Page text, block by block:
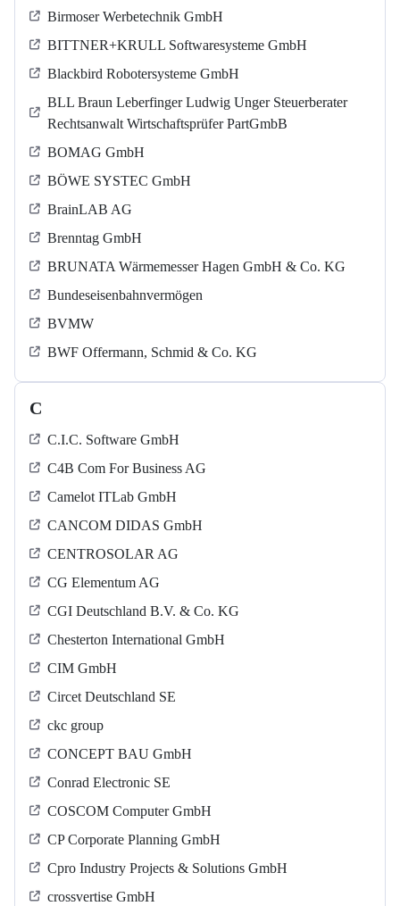
Birmoser Werbetechnik GmbH
BITTNER+KRULL Softwaresysteme GmbH
Blackbird Robotersysteme GmbH
BLL Braun Leberfinger Ludwig Unger Steuerberater
Rechtsanwalt Wirtschaftsprüfer PartGmbB
BOMAG GmbH
BÖWE SYSTEC GmbH
BrainLAB AG
Brenntag GmbH
BRUNATA Wärmemesser Hagen GmbH & Co. KG
Bundeseisenbahnvermögen
BVMW
BWF Offermann, Schmid & Co. KG
C
C.I.C. Software GmbH
C4B Com For Business AG
Camelot ITLab GmbH
CANCOM DIDAS GmbH
CENTROSOLAR AG
CG Elementum AG
CGI Deutschland B.V. & Co. KG
Chesterton International GmbH
CIM GmbH
Circet Deutschland SE
ckc group
CONCEPT BAU GmbH
Conrad Electronic SE
COSCOM Computer GmbH
CP Corporate Planning GmbH
Cpro Industry Projects & Solutions GmbH
crossvertise GmbH